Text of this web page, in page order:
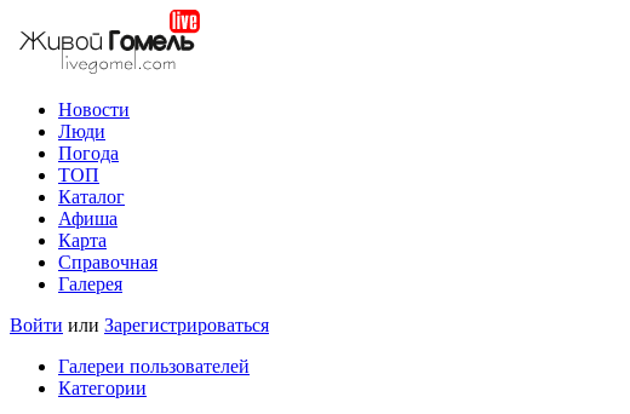
Новости
Люди
Погода
ТОП
Каталог
Афиша
Карта
Справочная
Галерея
Войти или Зарегистрироваться
Галереи пользователей
Категории